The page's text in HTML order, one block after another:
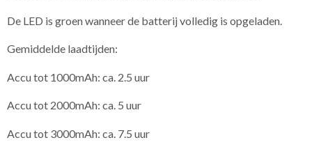
De LED is groen wanneer de batterij volledig is opgeladen.
Gemiddelde laadtijden:
Accu tot 1000mAh: ca. 2.5 uur
Accu tot 2000mAh: ca. 5 uur
Accu tot 3000mAh: ca. 7.5 uur